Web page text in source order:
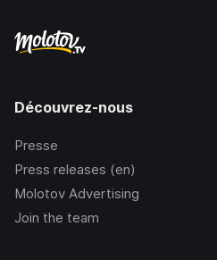
Découvrez-nous
Presse
Press releases (en)
Molotov Advertising
Join the team